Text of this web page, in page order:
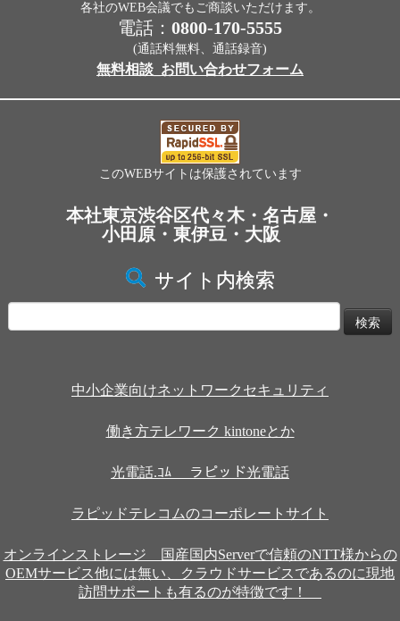
各社のWEB会議でもご商談いただけます。
電話： 0800-170-5555
(通話料無料、通話録音)
無料相談_お問い合わせフォーム
このWEBサイトは保護されています
本社東京渋谷区代々木・名古屋・
小田原・東伊豆・大阪
サイト内検索
索:
中小企業向けネットワークセキュリティ
働き方テレワーク kintoneとか
光電話.ｺﾑ ラピッド光電話
ラピッドテレコムのコーポレートサイト
オンラインストレージ 国産国内Serverで信頼のNTT様からの
OEMサービス他には無い、クラウドサービスであるのに現地
訪問サポートも有るのが特徴です！